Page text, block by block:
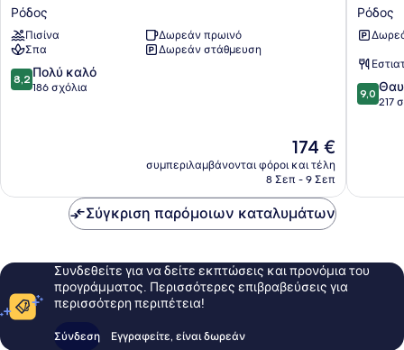
City
Hotel
Ρόδος
Ρόδος
Πισίνα
Δωρεάν πρωινό
Σπα
Δωρεάν στάθμευση
8.2
στα
8,2 Πολύ καλό
186 σχόλια
Η
τιμή
είναι
174 €
συμπεριλαμβάνονται φόροι και τέλη
8 Σεπ - 9 Σεπ
hotel
Rhodes
Ρόδος
Ρόδος
9.0
στα
9,0
217
Σύγκριση παρόμοιων καταλυμάτων
Συνδεθείτε για να δείτε εκπτώσεις και προνόμια του
προγράμματος. Περισσότερες επιβραβεύσεις για
περισσότερη περιπέτεια!
Σύνδεση Εγγραφείτε, είναι δωρεάν